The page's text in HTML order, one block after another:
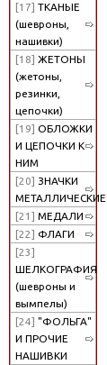
[17] ТКАНЫЕ
(шевроны,
нашивки)
[18] ЖЕТОНЫ
(жетоны,
резинки,
цепочки)
[19] ОБЛОЖКИ
И ЦЕПОЧКИ К
НИМ
[20] ЗНАЧКИ
МЕТАЛЛИЧЕСКИЕ
[21] МЕДАЛИ
[22] ФЛАГИ
[23]
ШЕЛКОГРАФИЯ
(шевроны и
вымпелы)
[24] "ФОЛЬГА"
И ПРОЧИЕ
НАШИВКИ